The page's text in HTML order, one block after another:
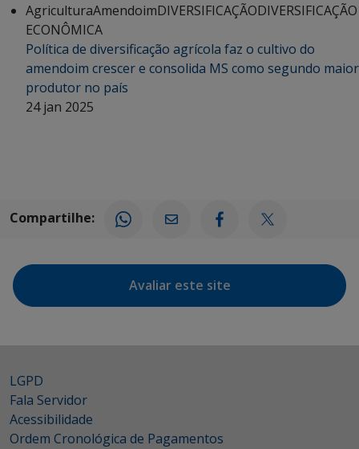
AgriculturaAmendoimDIVERSIFICAÇÃODIVERSIFICAÇÃO
ECONÔMICA
Política de diversificação agrícola faz o cultivo do
amendoim crescer e consolida MS como segundo maior
produtor no país
24 jan 2025
Compartilhe:
Avaliar este site
LGPD
Fala Servidor
Acessibilidade
Ordem Cronológica de Pagamentos